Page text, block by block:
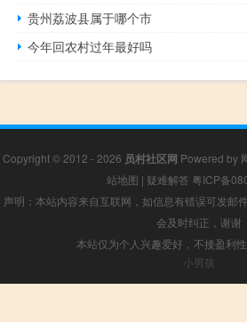
贵州荔波县属于哪个市
今年回农村过年最好吗
Copyright © 2012 - 2026 员村社区网 Powered by
站地图 | 疑难解答 粤ICP备
声明：本站内容来自互联网，如信息有错误可发邮
会及时纠正，谢谢
本站仅为个人兴趣爱好，不接盈利
小男孩